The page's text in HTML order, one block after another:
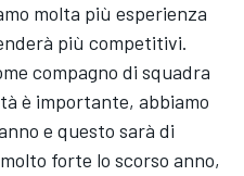
molta più esperienza
più competitivi.
compagno di squadra
è importante, abbiamo
e questo sarà di
forte lo scorso anno,